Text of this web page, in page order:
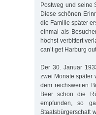
Postweg und seine
Diese schönen
die Familie später
einmal als
höchst verbittert
can’t get Harburg
Der 30. Januar
zwei Monate später
dem reichsweiten
Beer schon die
empfunden, so
Staatsbürgerschaft